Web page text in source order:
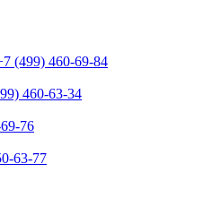
(499) 460-69-84
460-63-34
76
63-77